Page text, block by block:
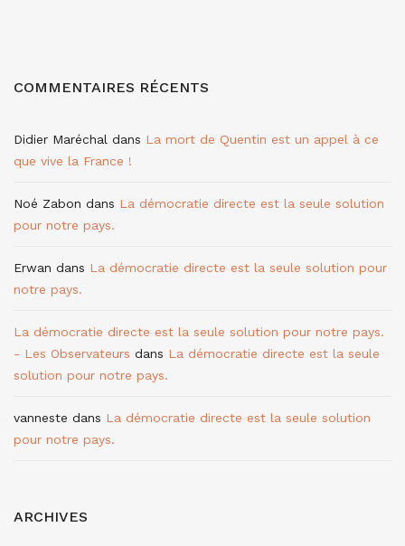
COMMENTAIRES RÉCENTS
Didier Maréchal dans La mort de Quentin est un appel à ce
que vive la France !
Noé Zabon dans La démocratie directe est la seule solution
pour notre pays.
Erwan dans La démocratie directe est la seule solution pour
notre pays.
La démocratie directe est la seule solution pour notre pays.
- Les Observateurs dans La démocratie directe est la seule
solution pour notre pays.
vanneste dans La démocratie directe est la seule solution
pour notre pays.
ARCHIVES